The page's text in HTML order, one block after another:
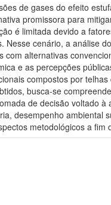
de gases do efeito
promissora para
é limitada devido a
Nesse cenário, a análise
alternativas
e as percepções
compostos por
busca-se
de decisão voltado
desempenho
metodológicos a